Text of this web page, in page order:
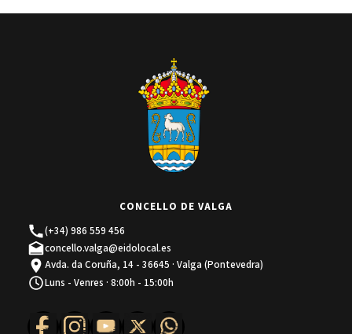
CONCELLO DE VALGA
(+34) 986 559 456
concello.valga@eidolocal.es
Avda. da Coruña, 14 - 36645 · Valga (Pontevedra)
Luns - Venres · 8:00h - 15:00h